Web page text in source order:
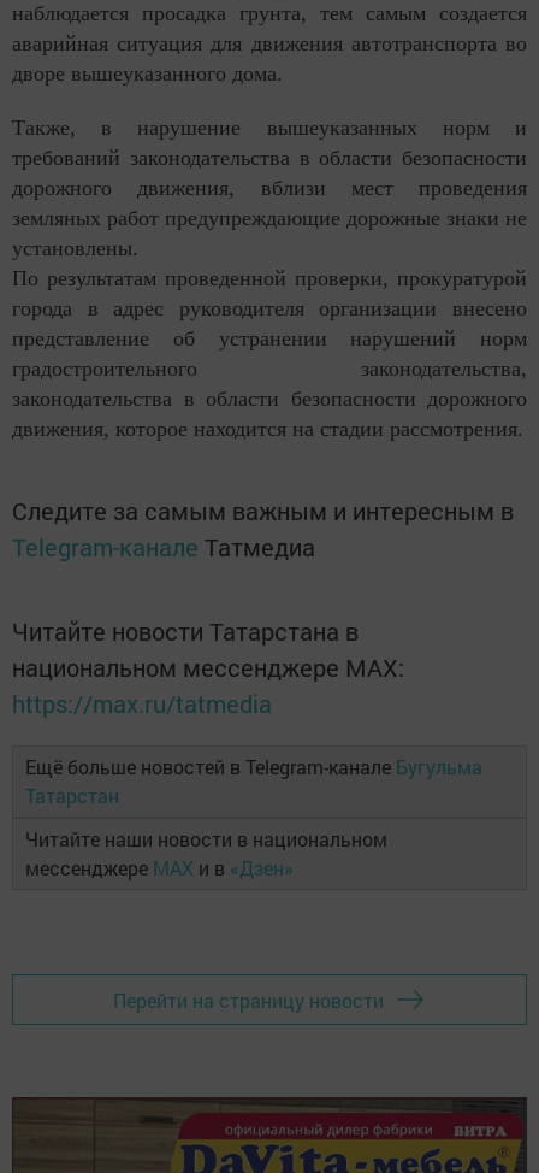
наблюдается просадка грунта, тем самым создается
аварийная ситуация для движения автотранспорта во
дворе вышеуказанного дома.
Также, в нарушение вышеуказанных норм и
требований законодательства в области безопасности
дорожного движения, вблизи мест проведения
земляных работ предупреждающие дорожные знаки не
установлены.
По результатам проведенной проверки, прокуратурой
города в адрес руководителя организации внесено
представление об устранении нарушений норм
градостроительного законодательства,
законодательства в области безопасности дорожного
движения, которое находится на стадии рассмотрения.
Следите за самым важным и интересным в
Telegram-канале Татмедиа
Читайте новости Татарстана в
национальном мессенджере MАХ:
https://max.ru/tatmedia
Ещё больше новостей в Telegram-канале Бугульма
Татарстан
Читайте наши новости в национальном
мессенджере MAX и в «Дзен»
Перейти на страницу новости